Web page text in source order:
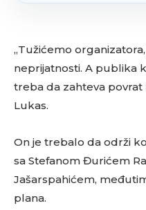
„Tužićemo
neprijatnosti. A publika
treba da zahteva povrat
Lukas.
On je trebalo da održi
sa Stefanom Đurićem
Jašarspahićem,
plana.